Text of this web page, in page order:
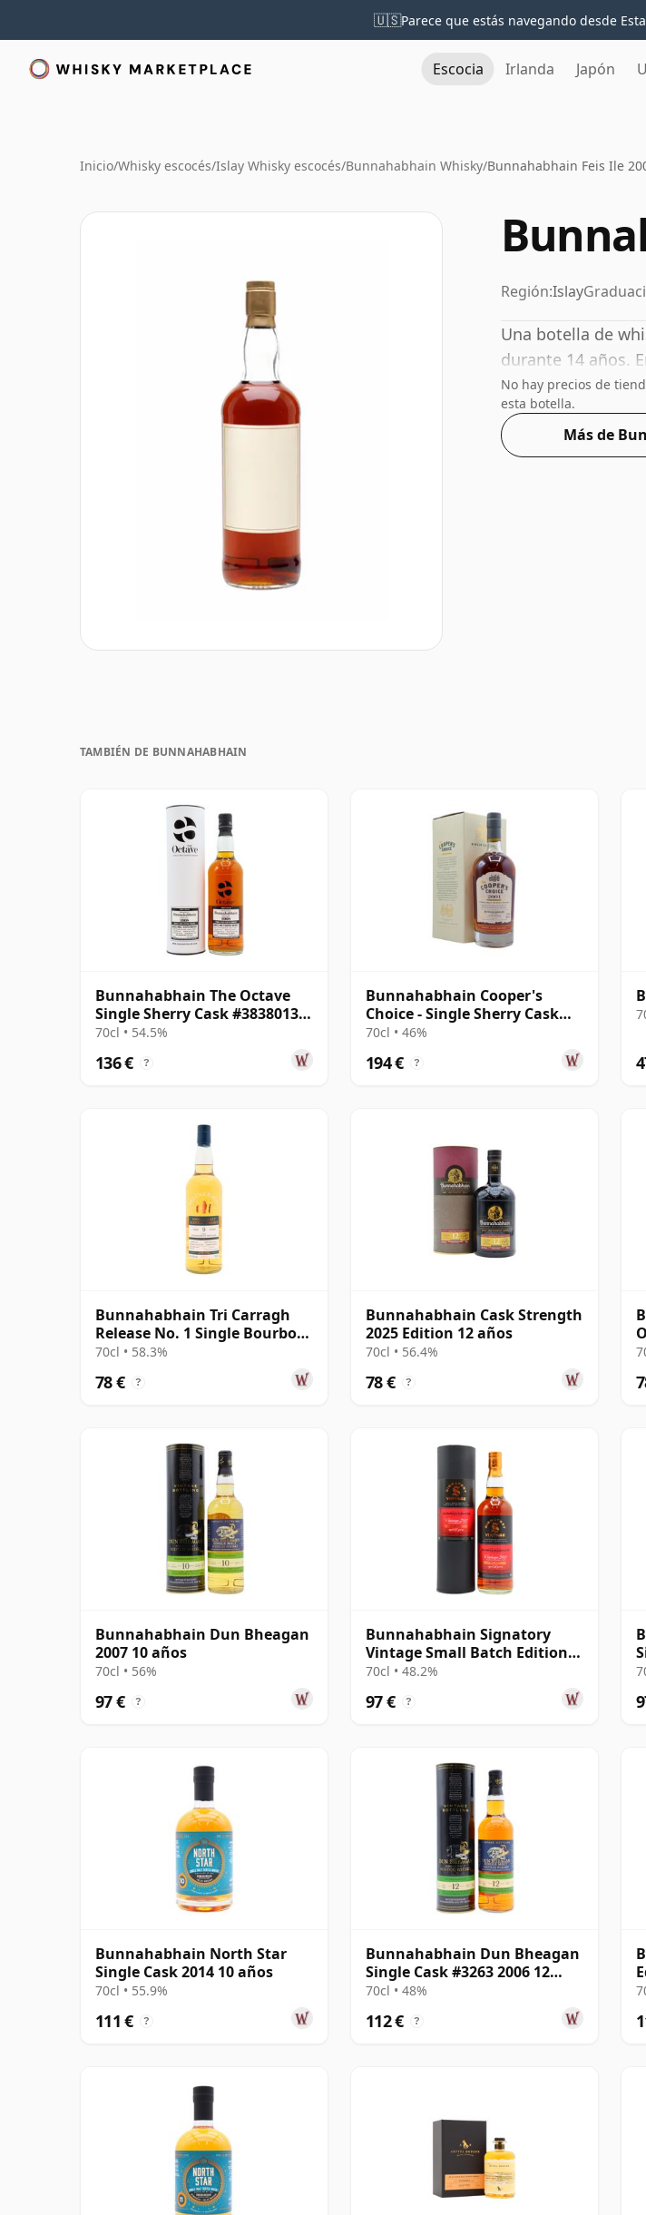
🇺🇸Parece que estás navegando desde
Escocia Irlanda Japón
Inicio/Whisky escocés/Islay Whisky escocés/Bunnahabhain Whisky/Bunnahabhain Feis Ile
Región:Islay
Una botella de
durante 14 años.
No hay precios de
esta botella.
Más de
TAMBIÉN DE BUNNAHABHAIN
Bunnahabhain The Octave
Single Sherry Cask #3838013
2008 14 años
70cl • 54.5%
136 € ?
Bunnahabhain Cooper's
Choice - Single Sherry Cask
#1428 2001 14 años
70cl • 46%
194 € ?
Bunnahabhain Tri Carragh
Release No. 1 Single Bourbon
Cask Scot 2013 9 años
70cl • 58.3%
78 € ?
Bunnahabhain Cask Strength
2025 Edition 12 años
70cl • 56.4%
78 € ?
Bunnahabhain Dun Bheagan
2007 10 años
70cl • 56%
97 € ?
Bunnahabhain Signatory
Vintage Small Batch Edition
#7 Single Ma 2012 11 años
70cl • 48.2%
97 € ?
Bunnahabhain North Star
Single Cask 2014 10 años
70cl • 55.9%
111 € ?
Bunnahabhain Dun Bheagan
Single Cask #3263 2006 12
años
70cl • 48%
112 € ?